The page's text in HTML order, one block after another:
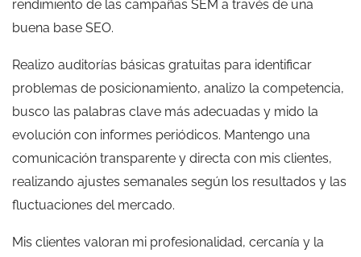
rendimiento de las campañas SEM a través de una
buena base SEO.
Realizo auditorías básicas gratuitas para identificar
problemas de posicionamiento, analizo la competencia,
busco las palabras clave más adecuadas y mido la
evolución con informes periódicos. Mantengo una
comunicación transparente y directa con mis clientes,
realizando ajustes semanales según los resultados y las
fluctuaciones del mercado.
Mis clientes valoran mi profesionalidad, cercanía y la